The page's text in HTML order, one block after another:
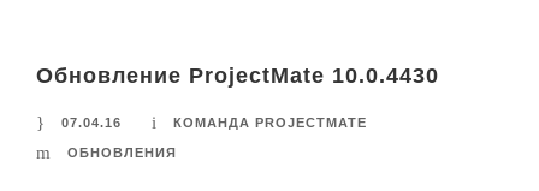
Обновление ProjectMate 10.0.4430
07.04.16 КОМАНДА PROJECTMATE
ОБНОВЛЕНИЯ